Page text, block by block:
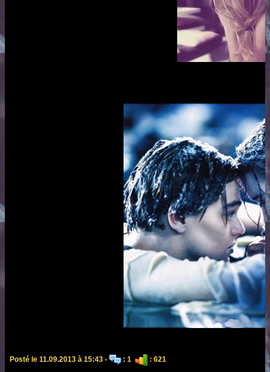
Posté le 11.09.2013 à 15:43 - : 1 : 621